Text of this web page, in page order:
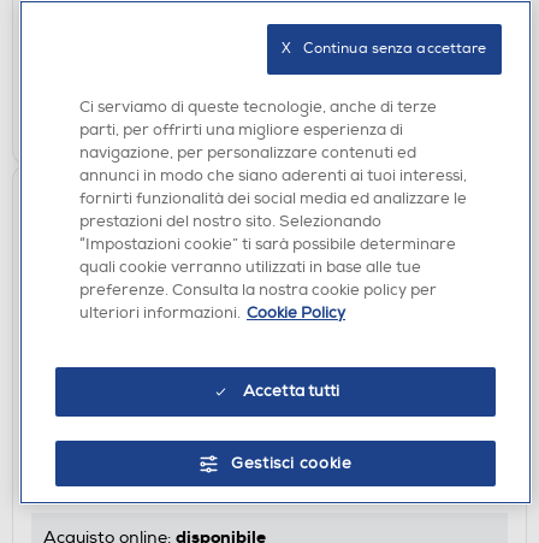
verifica
AGGIUNGI
€ 2,99consigliato
Acquisto online: disponibile
Ci serviamo di queste tecnologie, anche di terze
parti, per offrirti una migliore esperienza di
navigazione, per personalizzare contenuti ed
annunci in modo che siano aderenti ai tuoi interessi,
fornirti funzionalità dei social media ed analizzare le
prestazioni del nostro sito. Selezionando
“Impostazioni cookie” ti sarà possibile determinare
quali cookie verranno utilizzati in base alle tue
preferenze. Consulta la nostra cookie policy per
ulteriori informazioni. Cookie Policy
Accetta tutti
Gestisci cookie
X   Continua senza accettare